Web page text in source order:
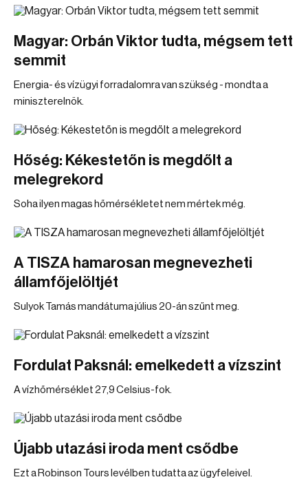
Magyar: Orbán Viktor tudta, mégsem tett
semmit
Energia- és vízügyi forradalomra van szükség - mondta a
miniszterelnök.
Hőség: Kékestetőn is megdőlt a
melegrekord
Soha ilyen magas hőmérsékletet nem mértek még.
A TISZA hamarosan megnevezheti
államfőjelöltjét
Sulyok Tamás mandátuma július 20-án szűnt meg.
Fordulat Paksnál: emelkedett a vízszint
A vízhőmérséklet 27,9 Celsius-fok.
Újabb utazási iroda ment csődbe
Ezt a Robinson Tours levélben tudatta az ügyfeleivel.